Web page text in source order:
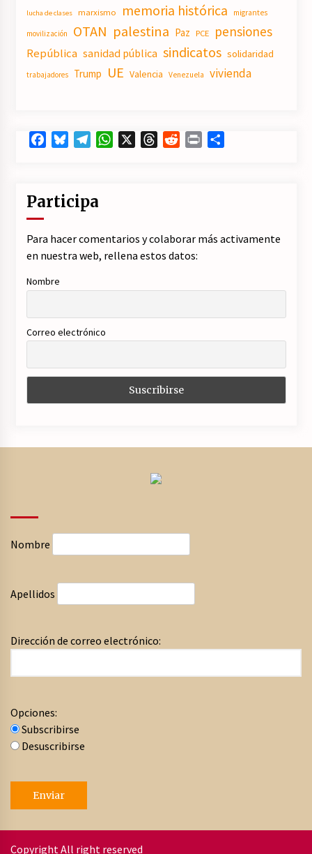
lucha de clases marxismo memoria histórica migrantes
movilización OTAN palestina Paz PCE pensiones
República sanidad pública sindicatos solidaridad
trabajadores Trump UE Valencia Venezuela vivienda
FacebookBlueskyTelegramWhatsApp ThreadsRedditPrint
Participa
Para hacer comentarios y colaborar más activamente
en nuestra web, rellena estos datos:
Nombre
Correo electrónico
Nombre
Apellidos
Dirección de correo electrónico:
Opciones:
Subscribirse
Desuscribirse
Copyright All right reserved